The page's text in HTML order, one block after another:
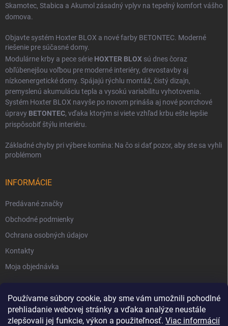
Používame súbory cookie, aby sme vám umožnili pohodlné
prehliadanie webovej stránky a vďaka analýze neustále
zlepšovali jej funkcie, výkon a použiteľnosť. Viac informácií
Skamotec, Stabica a Akumol zásadný vplyv na tepelný komfort vášho
domova.
Objavte systém Hoxter BLOX a nové farby BETONTEC. Moderné
riešenie pre súčasné domy.
Modulárne krby a pece série HOXTER BLOX sú dnes čoraz
obľúbenejšou voľbou pre moderné interiéry, drevostavby aj
nízkoenergetické domy. Spájajú rýchlu montáž, čistý dizajn,
premyslenú akumuláciu tepla a vysokú variabilitu vyhotovenia.
Systém Hoxter BLOX navyše po novom prináša aj nové povrchové
úpravy BETONTEC, vďaka ktorým si viete vzhľad krbu ešte lepšie
prispôsobiť štýlu interiéru.
Základné chyby pri výbere komína: Na čo si dať pozor, aby ste sa vyhli
problémom
INFORMÁCIE
Predávané značky
Obchodné podmienky
Ochrana osobných údajov
Kontakty
Moja objednávka